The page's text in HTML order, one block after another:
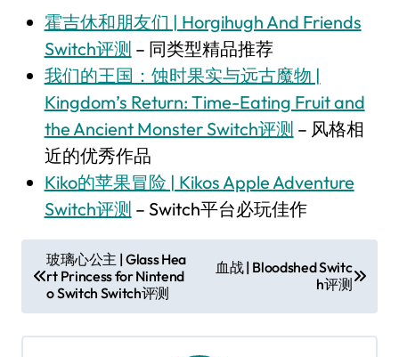
霍吉休和朋友们 | Horgihugh And Friends
Switch评测 – 同类型精品推荐
我们的王国：蚀时果实与远古魔物 |
Kingdom’s Return: Time-Eating Fruit and
the Ancient Monster Switch评测 – 风格相
近的优秀作品
Kiko的苹果冒险 | Kikos Apple Adventure
Switch评测 – Switch平台必玩佳作
章
导
航
玻璃心公主 | Glass Hea
rt Princess for Nintend
o Switch Switch评测
血战 | Bloodshed Switc
h评测